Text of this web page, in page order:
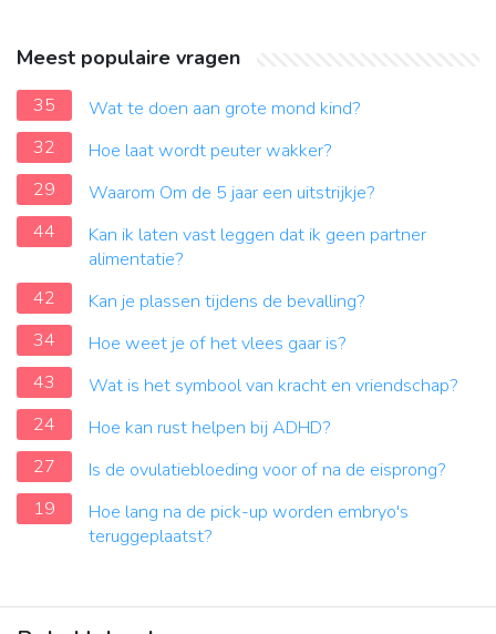
Meest populaire vragen
35
Wat te doen aan grote mond kind?
32
Hoe laat wordt peuter wakker?
29
Waarom Om de 5 jaar een uitstrijkje?
44
Kan ik laten vast leggen dat ik geen partner
alimentatie?
42
Kan je plassen tijdens de bevalling?
34
Hoe weet je of het vlees gaar is?
43
Wat is het symbool van kracht en vriendschap?
24
Hoe kan rust helpen bij ADHD?
27
Is de ovulatiebloeding voor of na de eisprong?
19
Hoe lang na de pick-up worden embryo's
teruggeplaatst?